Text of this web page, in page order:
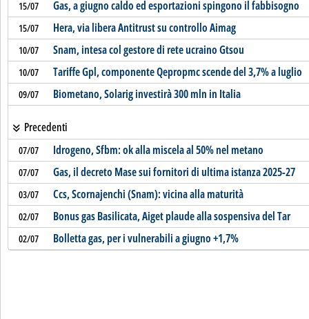
15/07 Gas, a giugno caldo ed esportazioni spingono il fabbisogno
15/07 Hera, via libera Antitrust su controllo Aimag
10/07 Snam, intesa col gestore di rete ucraino Gtsou
10/07 Tariffe Gpl, componente Qepropmc scende del 3,7% a luglio
09/07 Biometano, Solarig investirà 300 mln in Italia
Precedenti
07/07 Idrogeno, Sfbm: ok alla miscela al 50% nel metano
07/07 Gas, il decreto Mase sui fornitori di ultima istanza 2025-27
03/07 Ccs, Scornajenchi (Snam): vicina alla maturità
02/07 Bonus gas Basilicata, Aiget plaude alla sospensiva del Tar
02/07 Bolletta gas, per i vulnerabili a giugno +1,7%